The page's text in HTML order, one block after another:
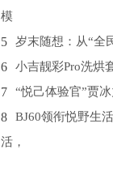
模
5 岁末随想：从“全
6 小吉靓彩Pro洗烘
7 “悦己体验官”贾
8
BJ60领衔悦野生
活，